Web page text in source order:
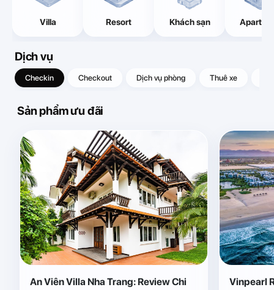
Villa Resort Khách sạn
Dịch vụ
Checkin Checkout Dịch vụ phòng Thuê xe
Sản phẩm ưu đãi
An Viên Villa Nha Trang: Review Chi
Vinpearl